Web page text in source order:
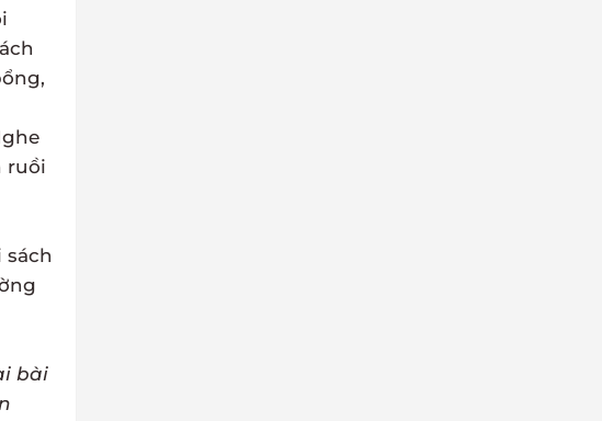
ruồi
bài